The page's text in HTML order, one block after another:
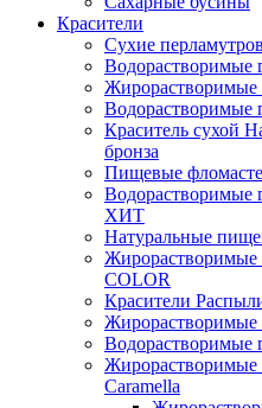
Красители
Сухие
Водорастворимые
Жирорастворимые
Водорастворимые
Краситель сухой
бронза
Пищевые
Водорастворимые
ХИТ
Натуральные
Жирорастворимые
COLOR
Красители
Жирорастворимые
Водорастворимые
Жирорастворимые
Caramella